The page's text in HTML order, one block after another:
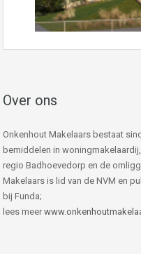
Over ons
Onkenhout Makelaars bestaat
bemiddelen in
regio Badhoevedorp en de
Makelaars is lid van de NVM en
bij Funda;
lees meer